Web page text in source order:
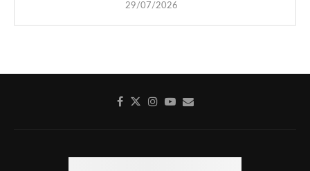
29/07/2026